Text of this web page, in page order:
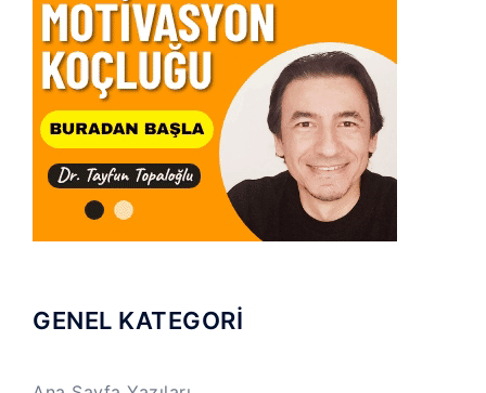
GENEL KATEGORİ